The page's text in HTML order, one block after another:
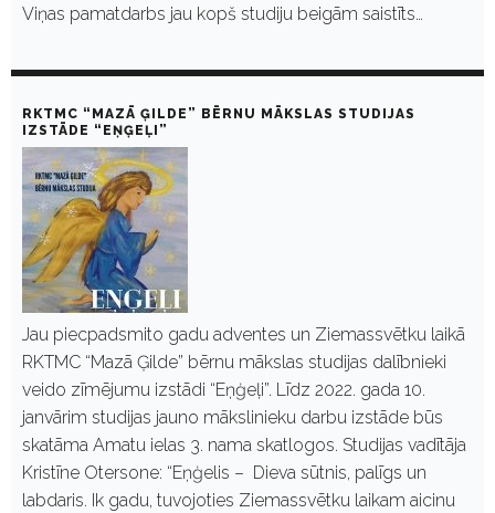
Viņas pamatdarbs jau kopš studiju beigām saistīts…
RKTMC “MAZĀ ĢILDE” BĒRNU MĀKSLAS STUDIJAS
IZSTĀDE “EŅĢEĻI”
Jau piecpadsmito gadu adventes un Ziemassvētku laikā
RKTMC “Mazā Ģilde” bērnu mākslas studijas dalībnieki
veido zīmējumu izstādi “Eņģeļi”. Līdz 2022. gada 10.
janvārim studijas jauno mākslinieku darbu izstāde būs
skatāma Amatu ielas 3. nama skatlogos. Studijas vadītāja
Kristīne Otersone: “Eņģelis – Dieva sūtnis, palīgs un
labdaris. Ik gadu, tuvojoties Ziemassvētku laikam aicinu